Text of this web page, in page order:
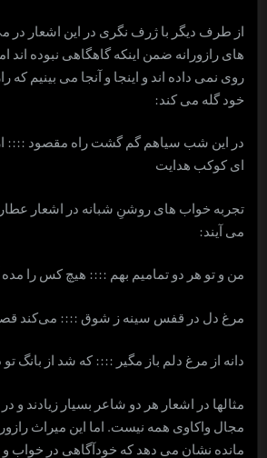
از طرف دیگر با ژرف نگری در این اشعار در
های رازورانه ضمن اینکه گاهگاهی نبوده
روی نمی داده اند و اینجا و آنجا می بینیم که
خود گله می کند:
در این شب سیاهم گم گشت راه مقصود ::::
ای کوکب هدایت
تجربه خواب های روشنِ شبانه در اشعار
می آیند:
من و تو هر دو تمامیم بهم :::: هیچ کس را
مرغ دل در قفس سینه ز شوق :::: می‌کند
دانه از مرغ دلم باز مگیر :::: که شد از بانگ
مثالها در اشعار هر دو شاعر بسیار زیادند و
مجال واکاوی همه نیست. اما این میراث
مانده نشان می دهد که خودآگاهی در خواب و